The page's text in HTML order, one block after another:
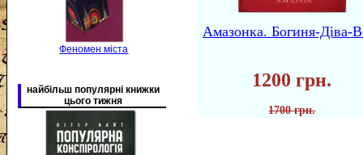
Феномен міста
найбільш популярні книжки
цього тижня
Амазонка. Богиня-Діва-
1200 грн.
1700 грн.